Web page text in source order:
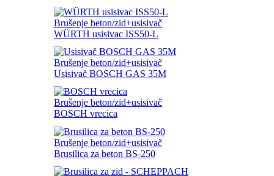
Brušenje beton/zid+usisivač
WÜRTH usisivac ISS50-L
Brušenje beton/zid+usisivač
Usisivač BOSCH GAS 35M
Brušenje beton/zid+usisivač
BOSCH vrecica
Brušenje beton/zid+usisivač
Brusilica za beton BS-250